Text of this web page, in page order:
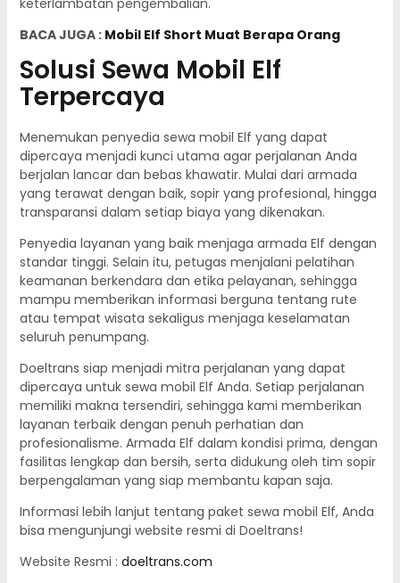
keterlambatan pengembalian.
BACA JUGA : Mobil Elf Short Muat Berapa Orang
Solusi Sewa Mobil Elf
Terpercaya
Menemukan penyedia sewa mobil Elf yang dapat
dipercaya menjadi kunci utama agar perjalanan Anda
berjalan lancar dan bebas khawatir. Mulai dari armada
yang terawat dengan baik, sopir yang profesional, hingga
transparansi dalam setiap biaya yang dikenakan.
Penyedia layanan yang baik menjaga armada Elf dengan
standar tinggi. Selain itu, petugas menjalani pelatihan
keamanan berkendara dan etika pelayanan, sehingga
mampu memberikan informasi berguna tentang rute
atau tempat wisata sekaligus menjaga keselamatan
seluruh penumpang.
Doeltrans siap menjadi mitra perjalanan yang dapat
dipercaya untuk sewa mobil Elf Anda. Setiap perjalanan
memiliki makna tersendiri, sehingga kami memberikan
layanan terbaik dengan penuh perhatian dan
profesionalisme. Armada Elf dalam kondisi prima, dengan
fasilitas lengkap dan bersih, serta didukung oleh tim sopir
berpengalaman yang siap membantu kapan saja.
Informasi lebih lanjut tentang paket sewa mobil Elf, Anda
bisa mengunjungi website resmi di Doeltrans!
Website Resmi : doeltrans.com